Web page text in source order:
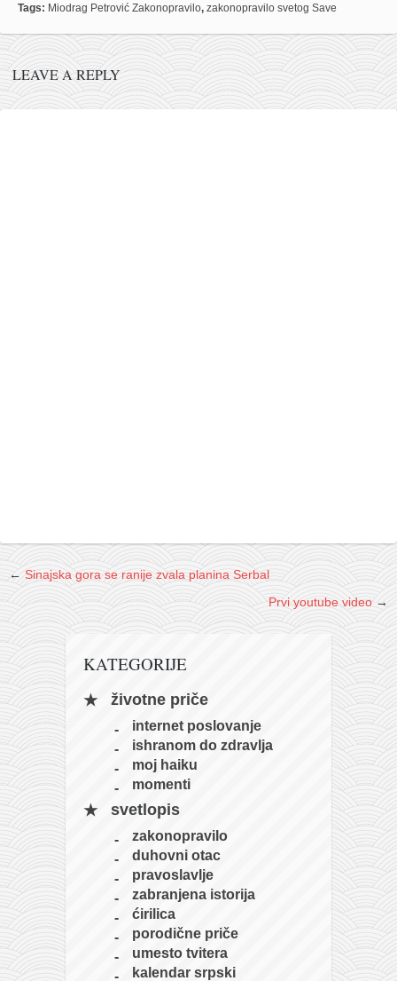
Tags: Miodrag Petrović Zakonopravilo, zakonopravilo svetog Save
LEAVE A REPLY
← Sinajska gora se ranije zvala planina Serbal
Prvi youtube video→
KATEGORIJE
životne priče
internet poslovanje
ishranom do zdravlja
moj haiku
momenti
svetlopis
zakonopravilo
duhovni otac
pravoslavlje
zabranjena istorija
ćirilica
porodične priče
umesto tvitera
kalendar srpski